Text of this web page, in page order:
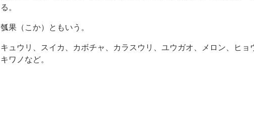
る。
瓠果（こか）ともいう。
キュウリ、スイカ、カボチャ、カラスウリ、ユウガオ、メロン、ヒョ
キワノなど。